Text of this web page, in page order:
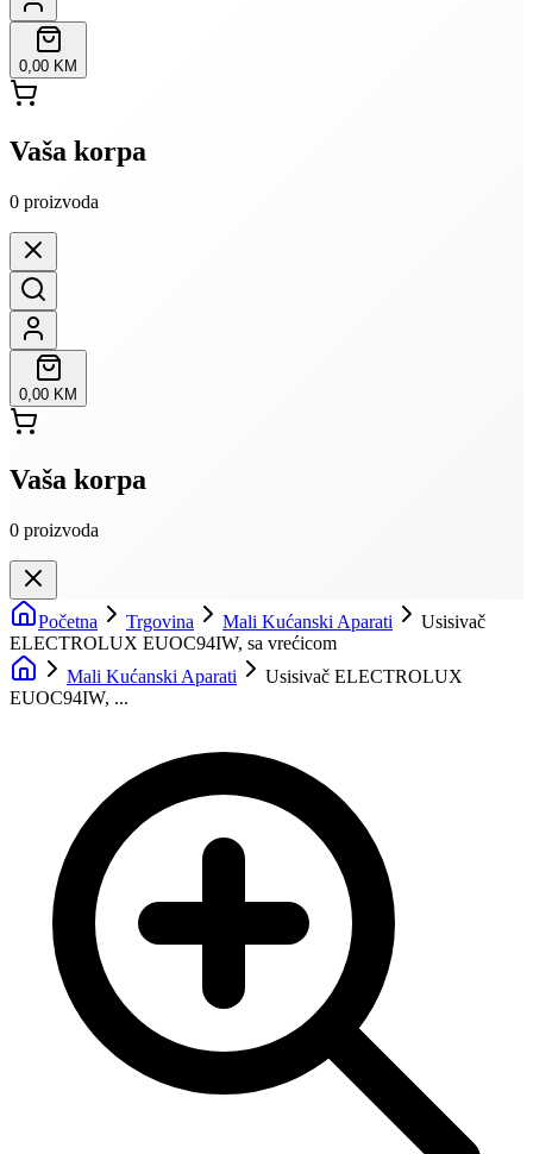
0,00 KM
Vaša korpa
0 proizvoda
0,00 KM
Vaša korpa
0 proizvoda
Početna Trgovina Mali Kućanski Aparati
Usisivač
ELECTROLUX EUOC94IW, sa vrećicom
Mali Kućanski Aparati
Usisivač ELECTROLUX
EUOC94IW, ...